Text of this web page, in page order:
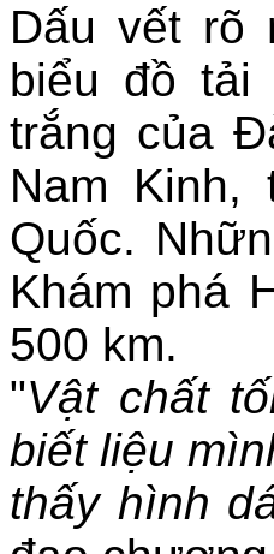
Dấu vết rõ
biểu đồ tải
trắng của
Nam Kinh,
Quốc.
Khám phá
500 km.
"Vật chất
biết liệu
thấy hình